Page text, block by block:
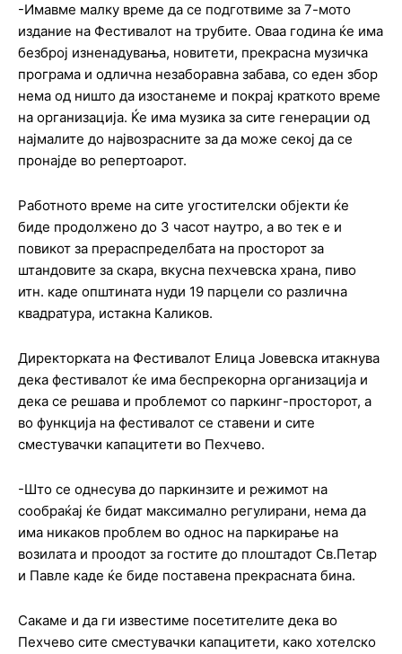
-Имавме малку време да се подготвиме за 7-мото
издание на Фестивалот на трубите. Оваа година ќе има
безброј изненадувања, новитети, прекрасна музичка
програма и одлична незаборавна забава, со еден збор
нема од ништо да изостанеме и покрај краткото време
на организација. Ќе има музика за сите генерации од
најмалите до највозрасните за да може секој да се
пронајде во репертоарот.
Работното време на сите угостителски објекти ќе
биде продолжено до 3 часот наутро, а во тек е и
повикот за прераспределбата на просторот за
штандовите за скара, вкусна пехчевска храна, пиво
итн. каде општината нуди 19 парцели со различна
квадратура, истакна Каликов.
Директорката на Фестивалот Елица Јовевска итакнува
дека фестивалот ќе има беспрекорна организација и
дека се решава и проблемот со паркинг-просторот, а
во функција на фестивалот се ставени и сите
сместувачки капацитети во Пехчево.
-Што се однесува до паркинзите и режимот на
сообраќај ќе бидат максимално регулирани, нема да
има никаков проблем во однос на паркирање на
возилата и проодот за гостите до плоштадот Св.Петар
и Павле каде ќе биде поставена прекрасната бина.
Сакаме и да ги известиме посетителите дека во
Пехчево сите сместувачки капацитети, како хотелско